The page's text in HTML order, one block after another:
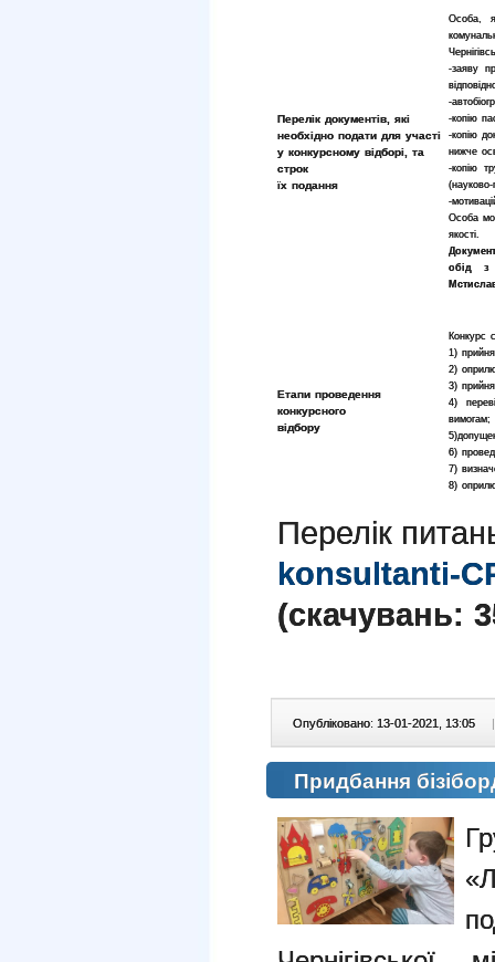
Перелік документів, які
необхідно подати для участі
у конкурсному відборі, та
строк
їх подання
Особа,
-заяву
-
-копію
-копію
нижче
-копію
-
Особа
якості.
обід з
Етапи проведення
конкурсного
відбору
Конкурс
1)
2)
3)
4)
вимогам;
6)
7)
8)
Перелік
konsultanti-
(cкачувань:
Опубліковано: 13-01-2021, 13:05 |
Придбання